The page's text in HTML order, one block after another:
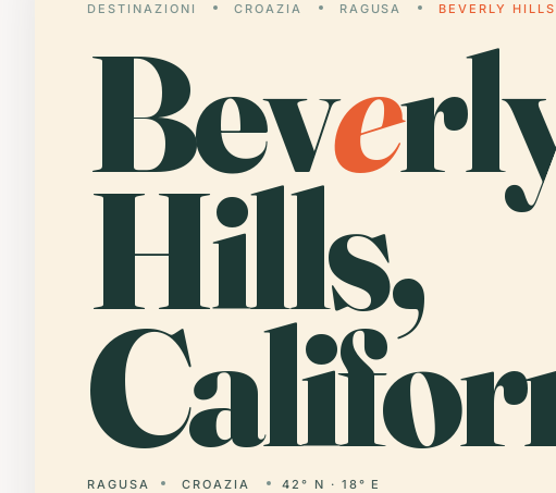
DESTINAZIONI CROAZIA RAGUSA BEVERLY
Beve
Hills,
RAGUSA CROAZIA 42° N · 18° E